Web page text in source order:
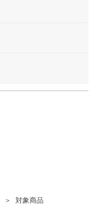
＞ 対象商品